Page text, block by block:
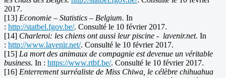
2017.
[13] Economie – Statistics – Belgium. In
: http://statbel.fgov.be/. Consulté le 10 février 2017.
[14] Charleroi: les chiens ont aussi leur piscine - lavenir.net. In
: http://www.lavenir.net/. Consulté le 10 février 2017.
[15] La mort des animaux de compagnie est devenue un véritable
business. In : https://www.rtbf.be/. Consulté le 10 février 2017.
[16] Enterrement surréaliste de Miss Chiwa, le célèbre chihuahua